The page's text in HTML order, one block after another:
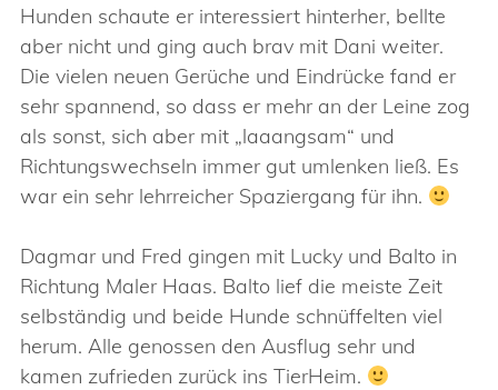
Hunden schaute er interessiert hinterher, bellte
aber nicht und ging auch brav mit Dani weiter.
Die vielen neuen Gerüche und Eindrücke fand er
sehr spannend, so dass er mehr an der Leine zog
als sonst, sich aber mit „laaangsam“ und
Richtungswechseln immer gut umlenken ließ. Es
war ein sehr lehrreicher Spaziergang für ihn.
Dagmar und Fred gingen mit Lucky und Balto in
Richtung Maler Haas. Balto lief die meiste Zeit
selbständig und beide Hunde schnüffelten viel
herum. Alle genossen den Ausflug sehr und
kamen zufrieden zurück ins TierHeim.